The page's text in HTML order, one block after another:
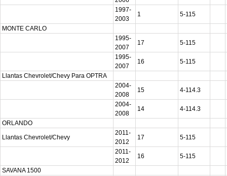
1997-
2003
1
5-115
MONTE CARLO
1995-
2007
17
5-115
1995-
2007
16
5-115
Llantas Chevrolet/Chevy Para OPTRA
2004-
2008
15
4-114.3
2004-
2008
14
4-114.3
ORLANDO
Llantas Chevrolet/Chevy
2011-
2012
17
5-115
2011-
2012
16
5-115
SAVANA 1500